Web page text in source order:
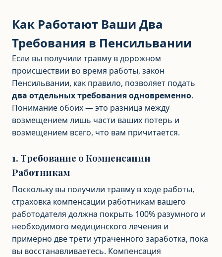
Как Работают Ваши Два
Требования в Пенсильвании
Если вы получили травму в дорожном
происшествии во время работы, закон
Пенсильвании, как правило, позволяет подать
два отдельных требования одновременно.
Понимание обоих — это разница между
возмещением лишь части ваших потерь и
возмещением всего, что вам причитается.
1. Требование о Компенсации
Работникам
Поскольку вы получили травму в ходе работы,
страховка компенсации работникам вашего
работодателя должна покрыть 100% разумного и
необходимого медицинского лечения и
примерно две трети утраченного заработка, пока
вы восстанавливаетесь. Компенсация